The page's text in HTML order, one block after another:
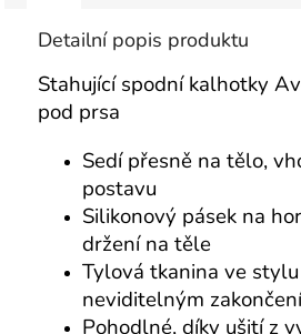
Detailní popis produktu
Stahující spodní kalhotky
pod prsa
Sedí přesně na tělo,
postavu
Silikonový pásek na
držení na těle
Tylová tkanina ve
neviditelným
Pohodlné, díky ušití z